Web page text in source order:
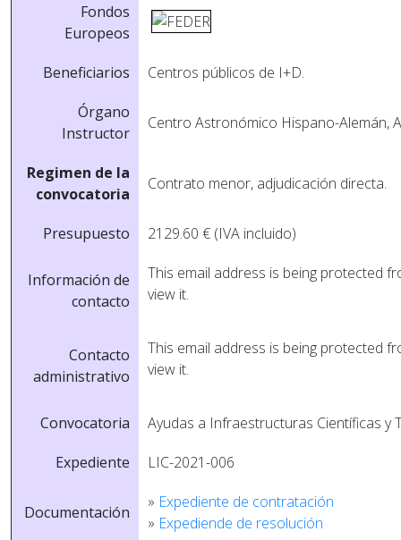
Fondos
Europeos
Beneficiarios
Centros públicos de I+D.
Órgano
Instructor
Centro Astronómico Hispano-Alemán,
Regimen de la
convocatoria
Contrato menor, adjudicación directa.
Presupuesto 2129.60 € (IVA incluido)
Información de
contacto
This email address is being protected
view it.
Contacto
administrativo
This email address is being protected
view it.
Convocatoria
Ayudas a Infraestructuras Cientí­ficas y
Expediente
LIC-2021-006
Documentación
» Expediente de contratación
» Expediende de resolución